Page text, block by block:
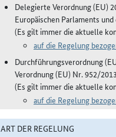
Delegierte Verordnung (EU)
Europäischen Parlaments
(Es gilt immer die aktuelle
auf die Regelung
Durchführungsverordnung
Verordnung (EU) Nr. 952/
(Es gilt immer die aktuelle
auf die Regelung
ART DER REGELUNG